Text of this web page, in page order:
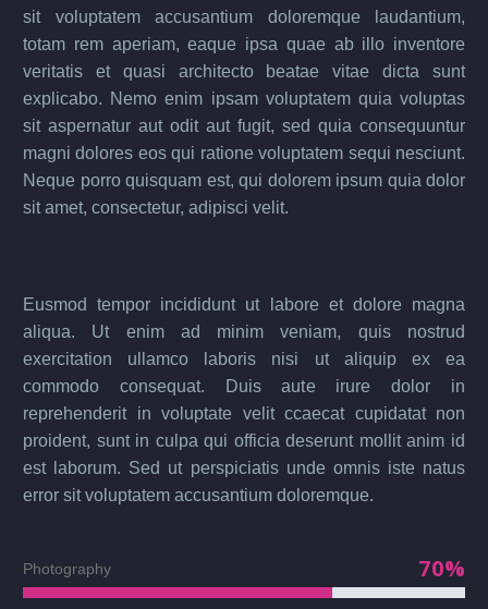
sit voluptatem accusantium doloremque laudantium,
totam rem aperiam, eaque ipsa quae ab illo inventore
veritatis et quasi architecto beatae vitae dicta sunt
explicabo. Nemo enim ipsam voluptatem quia voluptas
sit aspernatur aut odit aut fugit, sed quia consequuntur
magni dolores eos qui ratione voluptatem sequi nesciunt.
Neque porro quisquam est, qui dolorem ipsum quia dolor
sit amet, consectetur, adipisci velit.
Eusmod tempor incididunt ut labore et dolore magna
aliqua. Ut enim ad minim veniam, quis nostrud
exercitation ullamco laboris nisi ut aliquip ex ea
commodo consequat. Duis aute irure dolor in
reprehenderit in voluptate velit ccaecat cupidatat non
proident, sunt in culpa qui officia deserunt mollit anim id
est laborum. Sed ut perspiciatis unde omnis iste natus
error sit voluptatem accusantium doloremque.
Photography 70%